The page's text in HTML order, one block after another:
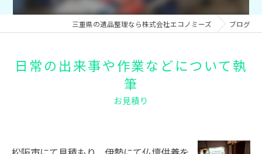
三重県の遺品整理なら株式会社エコノミーズ ブログ
日常の出来事や作業などについて執
筆
お見積り